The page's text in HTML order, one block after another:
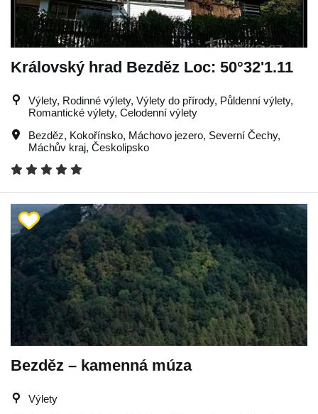
Královský hrad Bezděz Loc: 50°32'1.11
Výlety, Rodinné výlety, Výlety do přírody, Půldenní výlety,
Romantické výlety, Celodenní výlety
Bezděz, Kokořínsko, Máchovo jezero, Severní Čechy,
Máchův kraj, Českolipsko
Bezděz – kamenná múza
Výlety